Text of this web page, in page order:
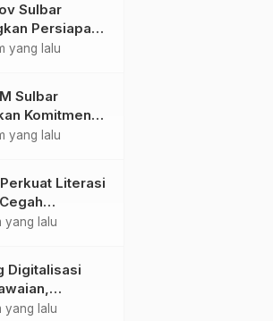
Sulbar
Persiapan
81 RI, Puncak
yang lalu
Sulbar
Komitmen
Tugas
yang lalu
Literasi
Love
yang lalu
Digitalisasi
Sulbar Siap
yang lalu